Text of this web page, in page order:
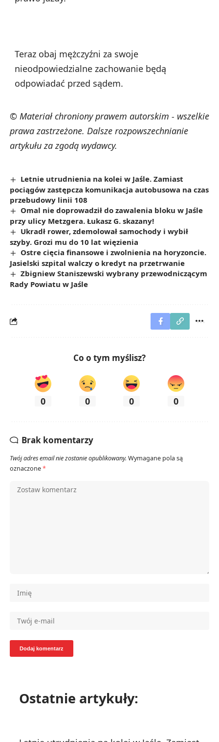
Teraz obaj mężczyźni za swoje
nieodpowiedzialne zachowanie będą
odpowiadać przed sądem.
© Materiał chroniony prawem autorskim - wszelkie
prawa zastrzeżone. Dalsze rozpowszechnianie
artykułu za zgodą wydawcy.
Letnie utrudnienia na kolei w Jaśle. Zamiast
pociągów zastępcza komunikacja autobusowa na czas
przebudowy linii 108
Omal nie doprowadził do zawalenia bloku w Jaśle
przy ulicy Metzgera. Łukasz G. skazany!
Ukradł rower, zdemolował samochody i wybił
szyby. Grozi mu do 10 lat więzienia
Ostre cięcia finansowe i zwolnienia na horyzoncie.
Jasielski szpital walczy o kredyt na przetrwanie
Zbigniew Staniszewski wybrany przewodniczącym
Rady Powiatu w Jaśle
Co o tym myślisz?
0 0 0 0
Brak komentarzy
Twój adres email nie zostanie opublikowany. Wymagane pola są
oznaczone*
Ostatnie artykuły: